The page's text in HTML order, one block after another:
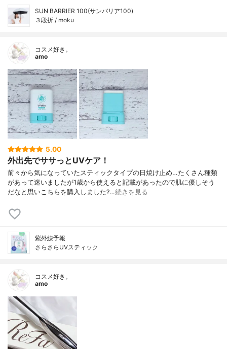
SUN BARRIER 100(サンバリア100)
３段折 / moku
コスメ好き。
amo
5.00
外出先でササっとUVケア！
前々から気になっていたスティックタイプの日焼け止め…たくさん種類
があって迷いましたが1歳から使えると記載があったので肌に優しそう
だなと思いこちらを購入しました?…続きを見る
紫外線予報
さらさらUVスティック
コスメ好き。
amo